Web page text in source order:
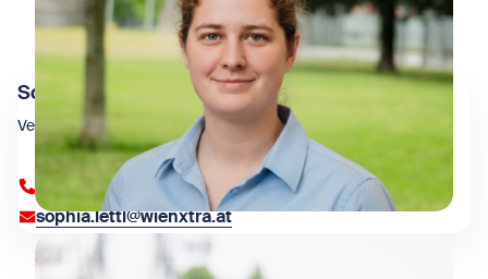
Sophia Lettl
Veranstaltungsorganisation
+43 1 909 4000 83002
sophia.lettl@wienxtra.at